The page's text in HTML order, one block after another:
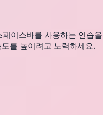
이스바를 사용하는 연습
를 높이려고 노력하세요.